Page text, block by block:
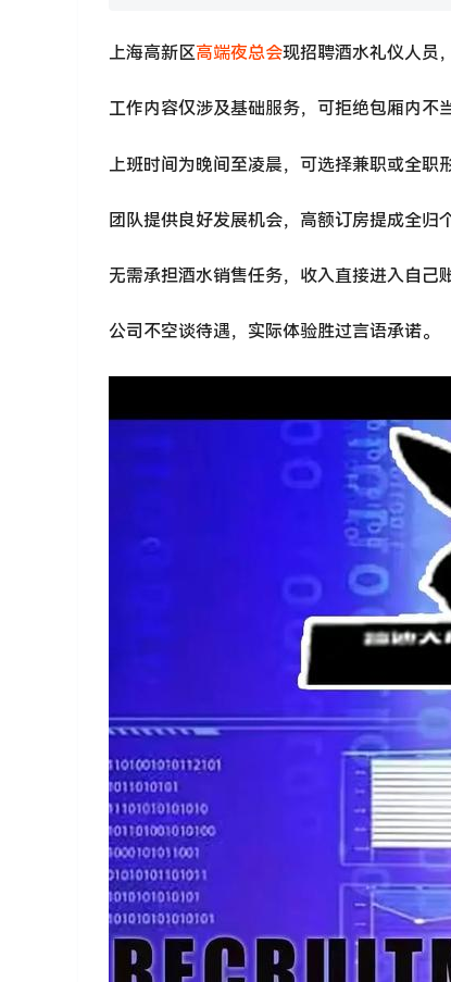
上海高新区高端夜总会现招聘酒水礼仪人员
工作内容仅涉及基础服务，可拒绝包厢内不
上班时间为晚间至凌晨，可选择兼职或全职
团队提供良好发展机会，高额订房提成全归
无需承担酒水销售任务，收入直接进入自己
公司不空谈待遇，实际体验胜过言语承诺。